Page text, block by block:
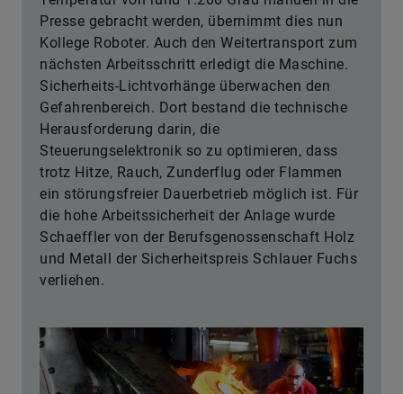
Presse gebracht werden, übernimmt dies nun
Kollege Roboter. Auch den Weitertransport zum
nächsten Arbeitsschritt erledigt die Maschine.
Sicherheits-Lichtvorhänge überwachen den
Gefahrenbereich. Dort bestand die technische
Herausforderung darin, die
Steuerungselektronik so zu optimieren, dass
trotz Hitze, Rauch, Zunderflug oder Flammen
ein störungsfreier Dauerbetrieb möglich ist. Für
die hohe Arbeitssicherheit der Anlage wurde
Schaeffler von der Berufsgenossenschaft Holz
und Metall der Sicherheitspreis Schlauer Fuchs
verliehen.